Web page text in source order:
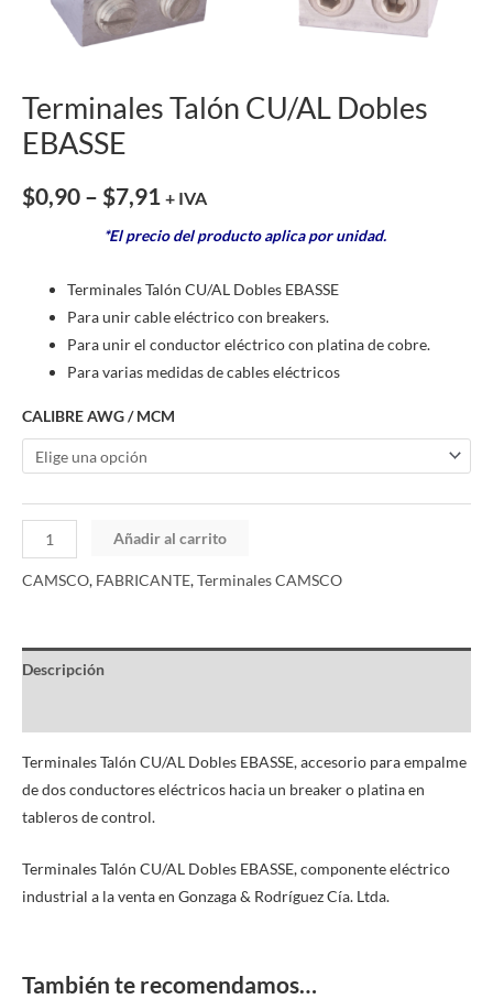
Terminales Talón CU/AL Dobles
EBASSE
$0,90 – $7,91 + IVA
*El precio del producto aplica por unidad.
Terminales Talón CU/AL Dobles EBASSE
Para unir cable eléctrico con breakers.
Para unir el conductor eléctrico con platina de cobre.
Para varias medidas de cables eléctricos
CALIBRE AWG / MCM
Añadir al carrito
CAMSCO, FABRICANTE,Terminales CAMSCO
Descripción
Terminales Talón CU/AL Dobles EBASSE, accesorio para empalme
de dos conductores eléctricos hacia un breaker o platina en
tableros de control.
Terminales Talón CU/AL Dobles EBASSE, componente eléctrico
industrial a la venta en Gonzaga & Rodríguez Cía. Ltda.
También te recomendamos…